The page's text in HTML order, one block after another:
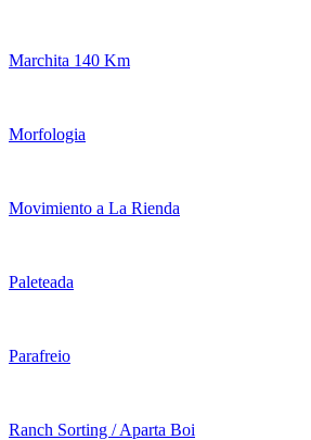
Marchita 140 Km
Morfologia
Movimiento a La Rienda
Paleteada
Parafreio
Ranch Sorting / Aparta Boi